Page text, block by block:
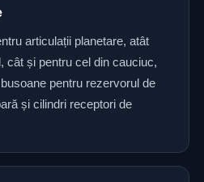
articulații planetare, atât
cât și pentru cel din cauciuc,
pentru rezervorul de
și cilindri receptori de